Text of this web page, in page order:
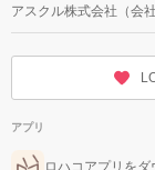
アスクル株式会社（会社
アプリ
ロハコアプリをダ